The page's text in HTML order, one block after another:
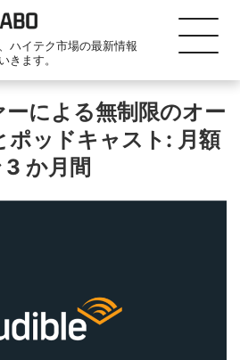
ハイテク市場の最新情報
きます。
による無制限のオー
ポッドキャスト: 月額
3 か月間